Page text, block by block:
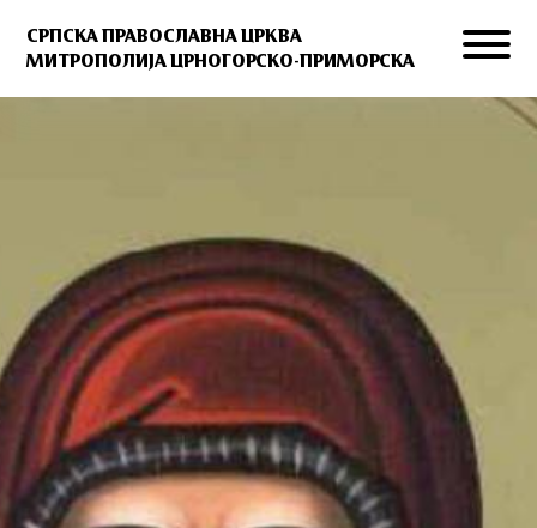
СРПСКА ПРАВОСЛАВНА ЦРКВА
МИТРОПОЛИЈА ЦРНОГОРСКО-ПРИМОРСКА